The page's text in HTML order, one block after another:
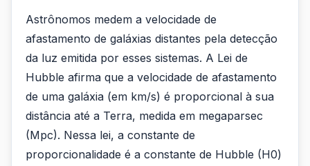
Astrônomos medem a velocidade de
afastamento de galáxias distantes pela detecção
da luz emitida por esses sistemas. A Lei de
Hubble afirma que a velocidade de afastamento
de uma galáxia (em km/s) é proporcional à sua
distância até a Terra, medida em megaparsec
(Mpc). Nessa lei, a constante de
proporcionalidade é a constante de Hubble (H0)